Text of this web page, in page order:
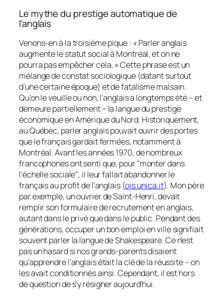
Le mythe du prestige automatique de
l’anglais
Venons-en à la troisième pique : « Parler anglais
augmente le statut social à Montréal, et on ne
pourra pas empêcher cela. »Cette phrase est un
mélange de constat sociologique (datant surtout
d’une certaine époque) et de fatalisme malsain.
Qu’on le veuille ou non, l’anglais a longtemps été – et
demeure partiellement – la langue du prestige
économique en Amérique du Nord. Historiquement,
au Québec, parler anglais pouvait ouvrir des portes
que le français gardait fermées, notamment à
Montréal. Avant les années 1970, de nombreux
francophones ont senti que, pour“monter dans
l’échelle sociale”, il leur fallait abandonner le
français au profit de l’anglais (ojs.unica.it). Mon père
par exemple, un ouvrier de Saint-Henri, devait
remplir son formulaire de recrutement en anglais,
autant dans le privé que dans le public. Pendant des
générations, occuper un bon emploi en ville signifiait
souvent parler la langue de Shakespeare. Ce n’est
pas un hasard si nos grands-parents disaient
qu’apprendre l’anglais était la clé de la réussite – on
les avait conditionnés ainsi. Cependant, il est hors
de question de s’y résigner aujourd’hui.